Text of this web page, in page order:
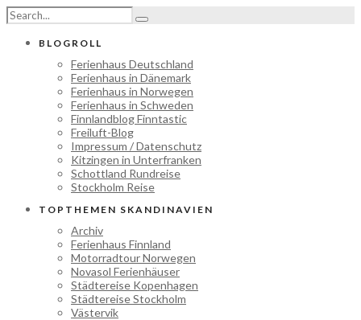
BLOGROLL
Ferienhaus Deutschland
Ferienhaus in Dänemark
Ferienhaus in Norwegen
Ferienhaus in Schweden
Finnlandblog Finntastic
Freiluft-Blog
Impressum / Datenschutz
Kitzingen in Unterfranken
Schottland Rundreise
Stockholm Reise
TOPTHEMEN SKANDINAVIEN
Archiv
Ferienhaus Finnland
Motorradtour Norwegen
Novasol Ferienhäuser
Städtereise Kopenhagen
Städtereise Stockholm
Västervik